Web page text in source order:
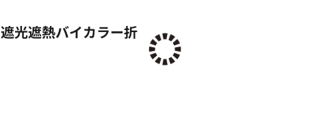
光遮熱バイカラー折